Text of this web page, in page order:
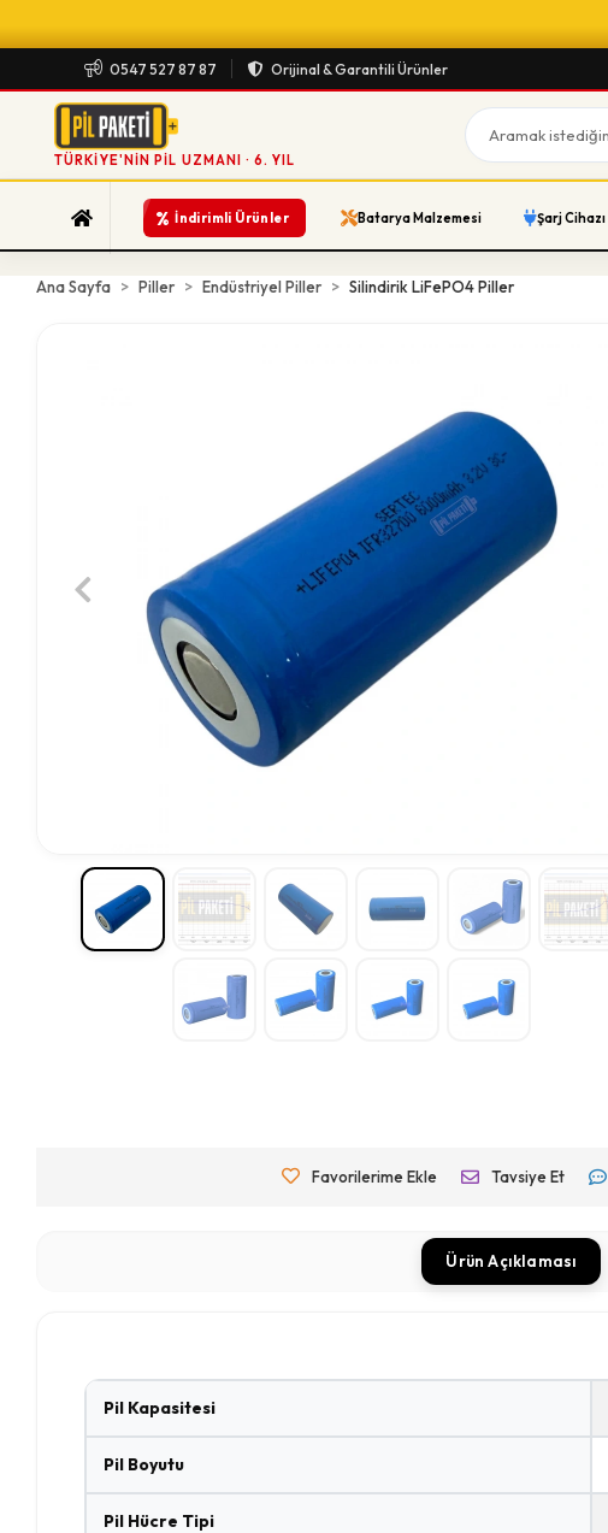
0547 527 87 87 Orijinal & Garantili Ürünler
TÜRKIYE'NIN PIL UZMANI · 6. YIL
% İndirimli Ürünler Batarya Malzemesi Şarj Cihazı
Ana Sayfa Piller Endüstriyel Piller Silindirik LiFePO4 Piller
Favorilerime Ekle Tavsiye Et
Ürün Açıklaması
Pil Kapasitesi
Pil Boyutu
Pil Hücre Tipi